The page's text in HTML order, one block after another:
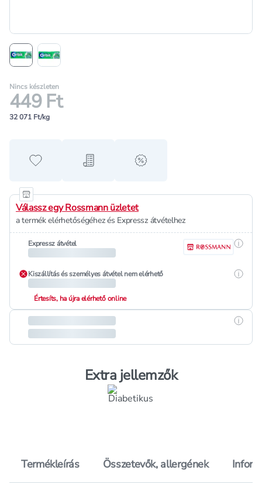
Nincs készleten
449 Ft
32 071 Ft/kg
Hozzáadás a kedvencekhez
Hozzáadás a bevásárló listához
alert when on sale
Válassz egy Rossmann üzletet
a termék elérhetőségéhez és Expressz átvételhez
Expressz átvétel
Kiszállítás és személyes átvétel nem elérhető
Értesíts, ha újra elérhető online
Extra jellemzők
Termékleírás Összetevők, allergének